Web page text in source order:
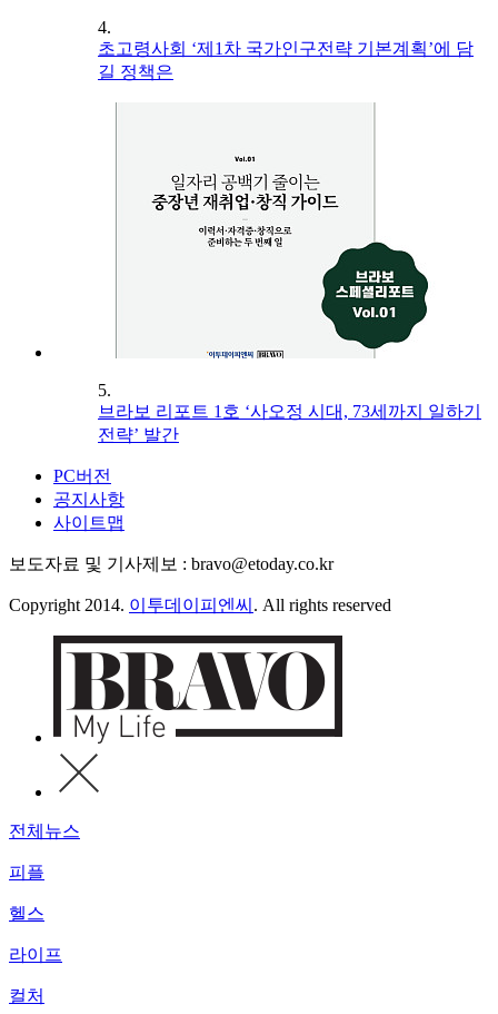
4.
초고령사회 ‘제1차 국가인구전략 기본계획’에 담
길 정책은
5.
브라보 리포트 1호 ‘사오정 시대, 73세까지 일하기
전략’ 발간
PC버전
공지사항
사이트맵
보도자료 및 기사제보 : bravo@etoday.co.kr
Copyright 2014. 이투데이피엔씨 . All rights reserved
전체뉴스
피플
헬스
라이프
컬처